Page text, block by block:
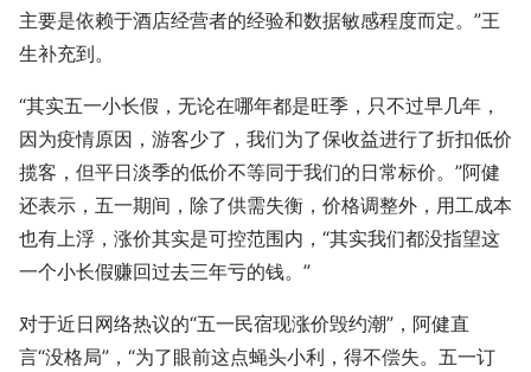
主要是依赖于酒店经营者的经验和数据敏感程度而定。”王
生补充到。
“其实五一小长假，无论在哪年都是旺季，只不过早几年，
因为疫情原因，游客少了，我们为了保收益进行了折扣低价
揽客，但平日淡季的低价不等同于我们的日常标价。”阿健
还表示，五一期间，除了供需失衡，价格调整外，用工成本
也有上浮，涨价其实是可控范围内，“其实我们都没指望这
一个小长假赚回过去三年亏的钱。”
对于近日网络热议的“五一民宿现涨价毁约潮”，阿健直
言“没格局”，“为了眼前这点蝇头小利，得不偿失。五一订